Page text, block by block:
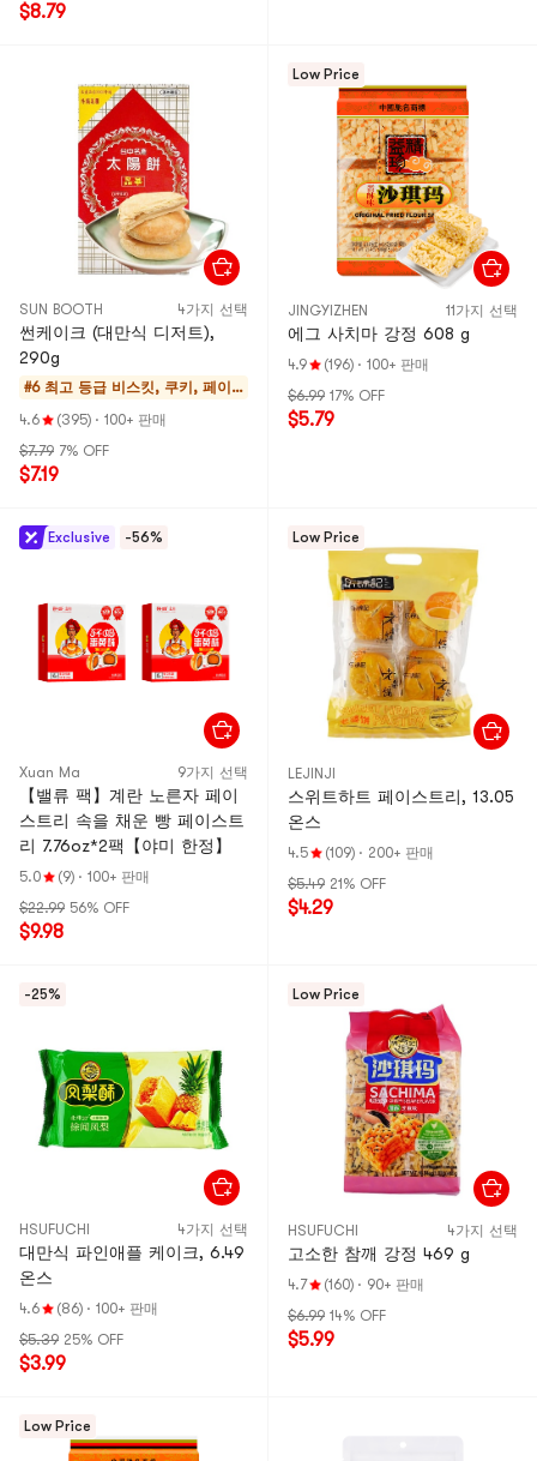
$8.79
SUN BOOTH 4가지 선택
썬케이크 (대만식 디저트),
290g
#6 최고 등급 비스킷, 쿠키, 페이
스트리
4.6 (395) · 100+ 판매
$7.79 7% OFF
$7.19
Low Price
JINGYIZHEN 11가지 선택
에그 사치마 강정 608 g
4.9 (196) · 100+ 판매
$6.99 17% OFF
$5.79
Exclusive -56%
Xuan Ma 9가지 선택
【밸류 팩】계란 노른자 페이
스트리 속을 채운 빵 페이스트
리 7.76oz*2팩【야미 한정】
5.0 (9) · 100+ 판매
$22.99 56% OFF
$9.98
Low Price
LEJINJI
스위트하트 페이스트리, 13.05
온스
4.5 (109) · 200+ 판매
$5.49 21% OFF
$4.29
-25%
HSUFUCHI 4가지 선택
대만식 파인애플 케이크, 6.49
온스
4.6 (86) · 100+ 판매
$5.39 25% OFF
$3.99
Low Price
HSUFUCHI 4가지 선택
고소한 참깨 강정 469 g
4.7 (160) · 90+ 판매
$6.99 14% OFF
$5.99
Low Price